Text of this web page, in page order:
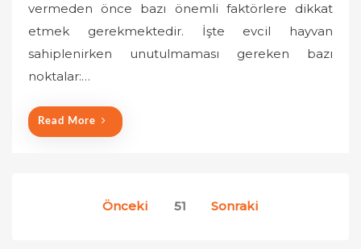
e
d
o
vermeden önce bazı önemli faktörlere dikkat
etmek gerekmektedir. İşte evcil hayvan
sahiplenirken unutulmaması gereken bazı
noktalar:…
Read More
Önceki 51 Sonraki